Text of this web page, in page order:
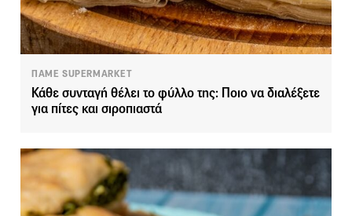
ΠΑΜΕ SUPERMARKET
Κάθε συνταγή θέλει το φύλλο της: Ποιο να διαλέξετε
για πίτες και σιροπιαστά